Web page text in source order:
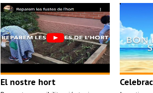
El nostre hort